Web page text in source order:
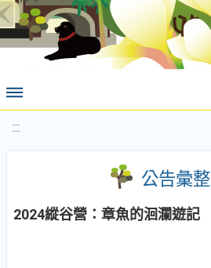
:::
公告彙整
2024縱谷營：章魚的洄瀾遊記